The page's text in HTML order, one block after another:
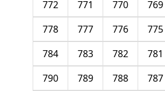
769
770
771
772
775
776
777
778
781
782
783
784
787
788
789
790